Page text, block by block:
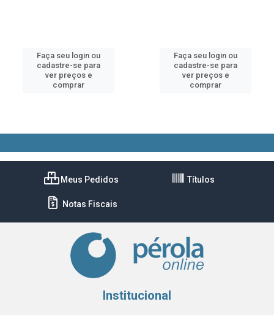
Faça seu login ou
cadastre-se para
ver preços e
comprar
Faça seu login ou
cadastre-se para
ver preços e
comprar
Meus Pedidos Títulos
Notas Fiscais
Institucional